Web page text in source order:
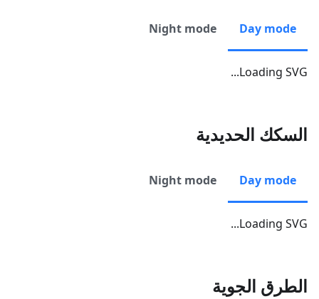
Day mode
Night mode
Loading SVG...
السكك الحديدية
Day mode
Night mode
Loading SVG...
الطرق الجوية